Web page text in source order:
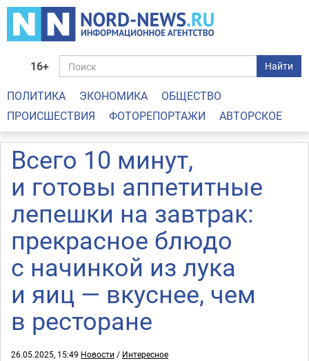
16+ Найти
ПОЛИТИКА ЭКОНОМИКА
ОБЩЕСТВО
ПРОИСШЕСТВИЯ
ФОТОРЕПОРТАЖИ АВТОРСКОЕ
Всего 10 минут,
и готовы аппетитные
лепешки на завтрак:
прекрасное блюдо
с начинкой из лука
и яиц — вкуснее, чем
в ресторане
26.05.2025, 15:49 Новости / Интересное